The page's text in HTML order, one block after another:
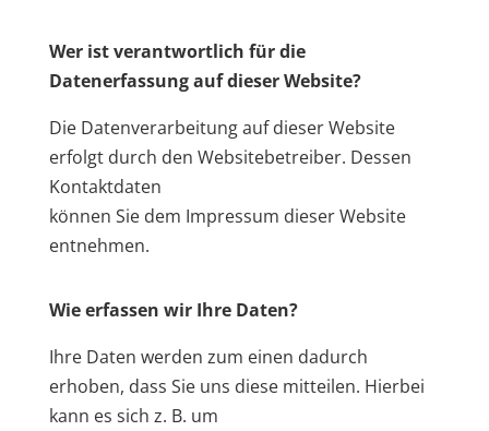
Wer ist verantwortlich für die
Datenerfassung auf dieser Website?
Die Datenverarbeitung auf dieser Website
erfolgt durch den Websitebetreiber. Dessen
Kontaktdaten
können Sie dem Impressum dieser Website
entnehmen.
Wie erfassen wir Ihre Daten?
Ihre Daten werden zum einen dadurch
erhoben, dass Sie uns diese mitteilen. Hierbei
kann es sich z. B. um